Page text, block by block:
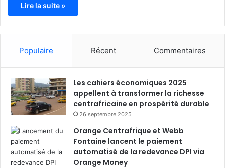
Lire la suite »
Populaire Récent Commentaires
Les cahiers économiques 2025
appellent à transformer la richesse
centrafricaine en prospérité durable
26 septembre 2025
Orange Centrafrique et Webb
Fontaine lancent le paiement
automatisé de la redevance DPI via
Orange Money